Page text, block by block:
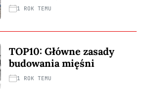
1 ROK TEMU
TOP10: Główne zasady
budowania mięśni
1 ROK TEMU